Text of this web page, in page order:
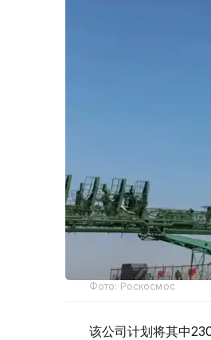
Фото: Роскосмос
该公司计划将其中